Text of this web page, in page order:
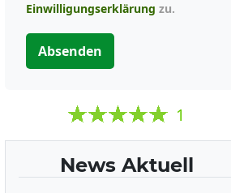
Einwilligungserklärung zu.
Absenden
1
News Aktuell